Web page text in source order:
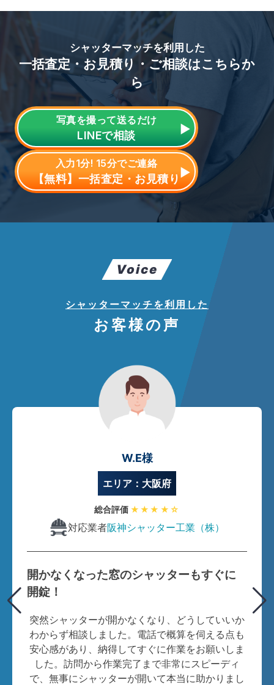
シャッターマッチを利用した
一括査定・お見積り・ご相談はこちらか
ら
写真を撮って送るだけ
LINEで相談
入力1分! 15分でご連絡
【無料】一括査定・お見積り
Voice
シャッターマッチを利用した
お客様の声
W.E様
エリア：大阪府
総合評価 ★★★★☆
対応業者阪神シャッター工業（株）
開かなくなった窓のシャッターもすぐに
開錠！
突然シャッターが開かなくなり、どうしていいか
わからず相談しました。電話で概算を伺える点も
安心感があり、納得してすぐに作業をお願いしま
した。訪問から作業完了まで非常にスピーディ
で、無事にシャッターが開いて本当に助かりまし